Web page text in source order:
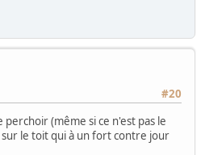
#20
(même si ce n'est pas le
sur le toit qui à un fort contre jour